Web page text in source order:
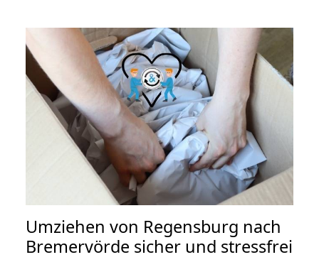
Umziehen von Regensburg nach
Bremervörde sicher und stressfrei